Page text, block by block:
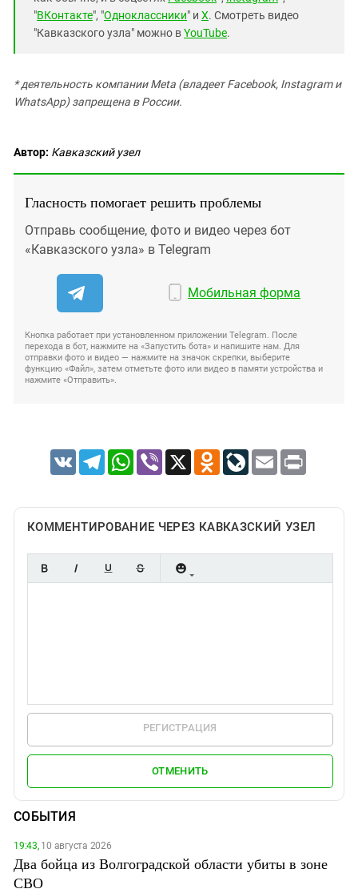
"ВКонтакте", "Одноклассники" и X. Смотреть видео
"Кавказского узла" можно вYouTube.
* деятельность компании Meta (владеет Facebook, Instagram и
WhatsApp) запрещена в России.
Автор: Кавказский узел
Гласность помогает решить проблемы
Отправь сообщение, фото и видео через бот
«Кавказского узла» в Telegram
Мобильная форма
Кнопка работает при установленном приложении Telegram. После
перехода в бот, нажмите на «Запустить бота» и напишите нам. Для
отправки фото и видео — нажмите на значок скрепки, выберите
функцию «Файл», затем отметьте фото или видео в памяти устройства и
нажмите «Отправить».
VK TelegramWhatsApp
Viber X Odnoklassniki
LiveJournal
Email Print
КОММЕНТИРОВАНИЕ ЧЕРЕЗ КАВКАЗСКИЙ УЗЕЛ
РЕГИСТРАЦИЯ
ОТМЕНИТЬ
СОБЫТИЯ
19:43,10 августа 2026
Два бойца из Волгоградской области убиты в зоне
СВО